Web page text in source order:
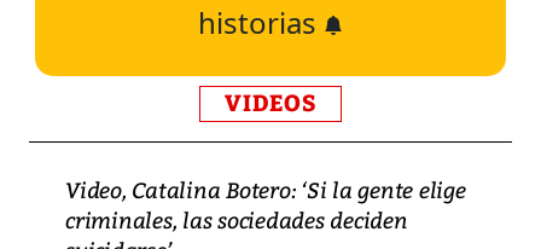
historias
VIDEOS
Video, Catalina Botero: ‘Si la gente elige
criminales, las sociedades deciden